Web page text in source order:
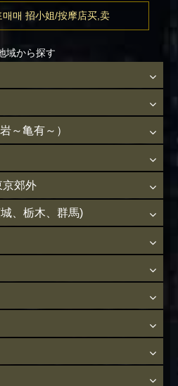
매 招小姐/按摩店买,卖
域から探す
～亀有～）
京郊外
、栃木、群馬)